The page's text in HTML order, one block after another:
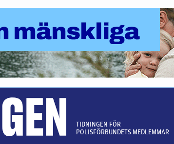
TIDNINGEN FÖR
POLISFÖRBUNDETS MEDLEMMAR